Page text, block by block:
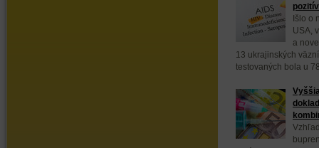
Išlo o
USA,
a
13 ukrajinských
testovaných bola u